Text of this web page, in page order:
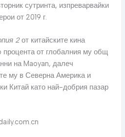
сутринта, изпреварвайки
от 2019 г.
2от китайските кина
процента от глобалния му общ
на Maoyan, далеч
му в Северна Америка и
Китай като най-добрия пазар